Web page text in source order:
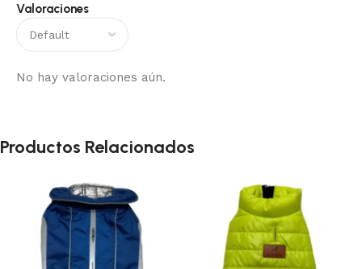
Valoraciones
No hay valoraciones aún.
Productos Relacionados